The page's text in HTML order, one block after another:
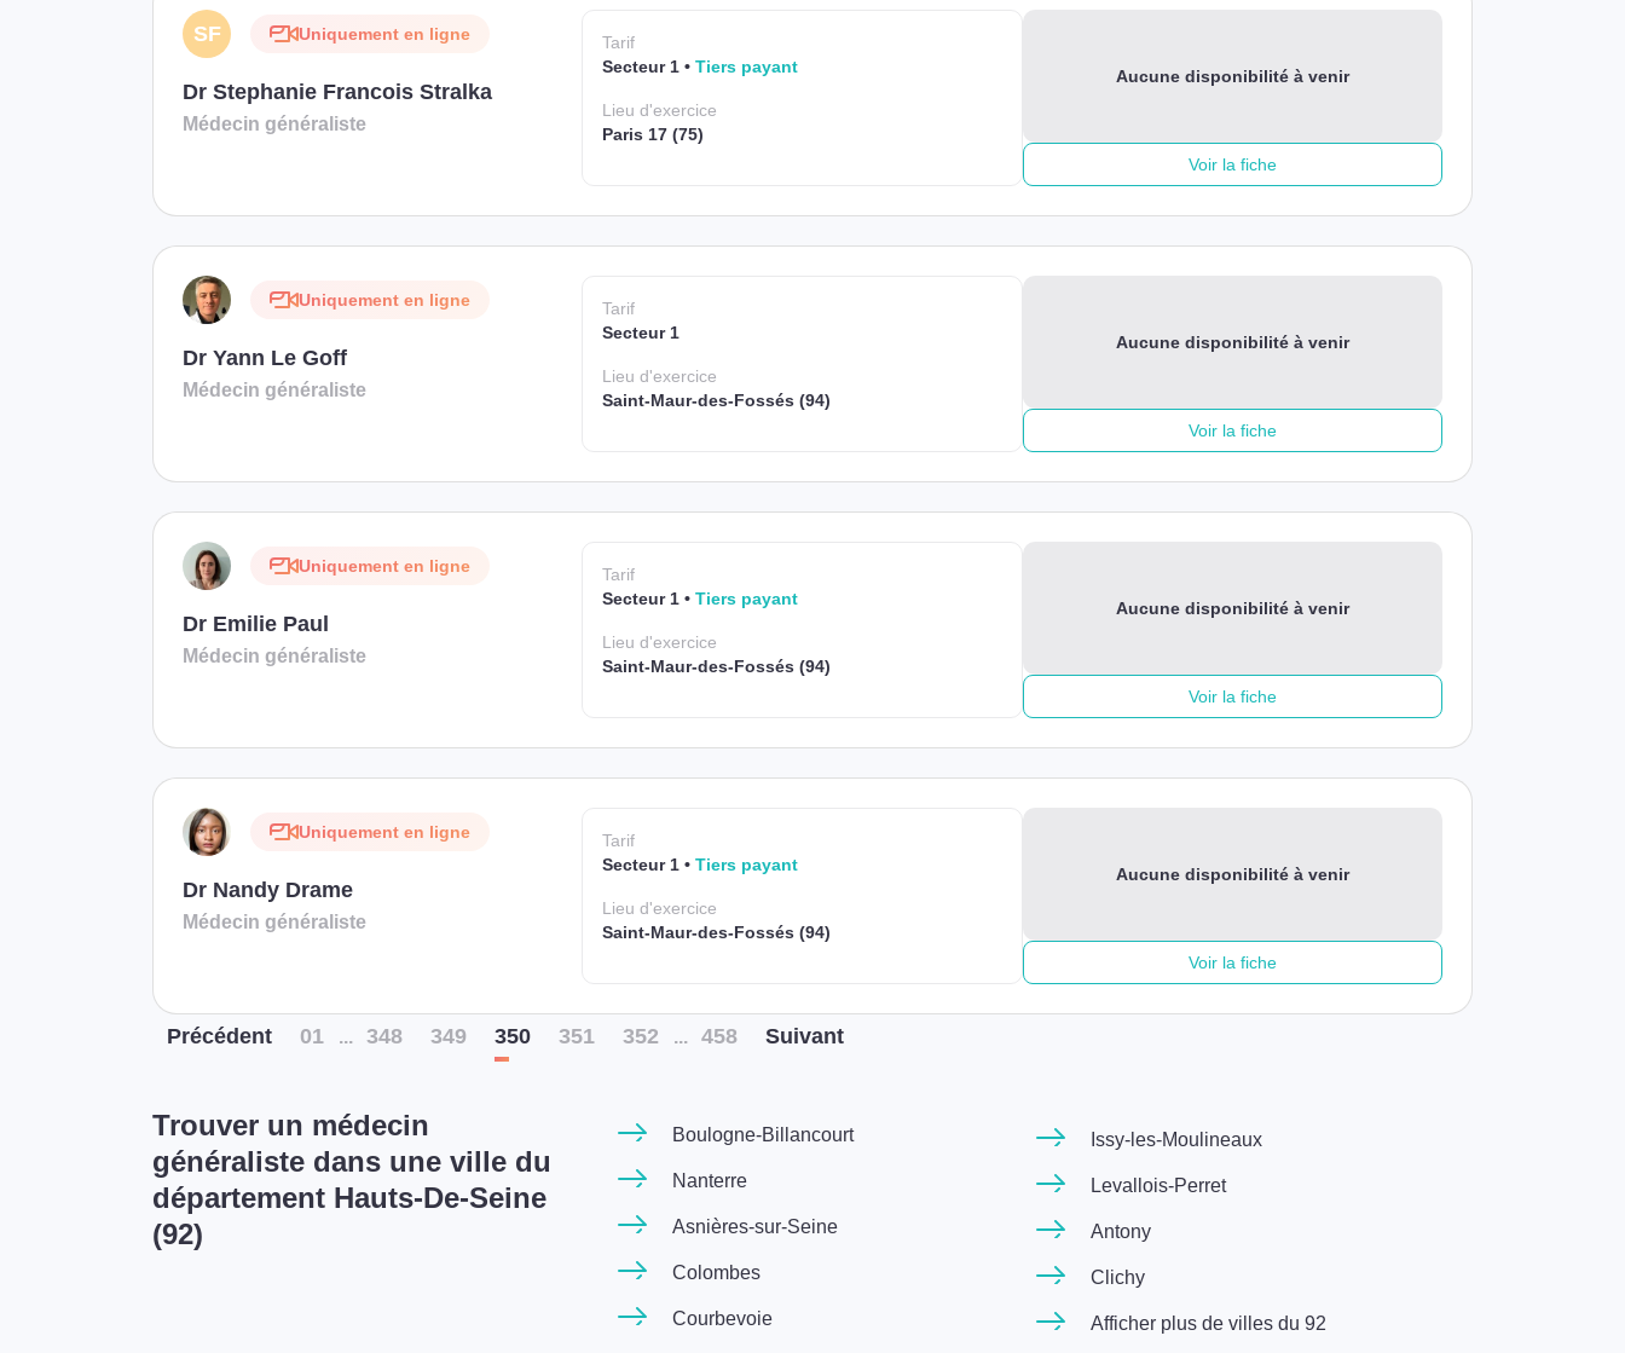
SF Uniquement en ligne
Dr Stephanie Francois Stralka
Médecin généraliste
Tarif
Secteur 1
Tiers payant
Lieud'exercice
Paris 17 (75)
Aucune disponibilité à venir
Voir la fiche
Uniquement en ligne
Dr Yann Le Goff
Médecin généraliste
Tarif
Secteur 1
Lieud'exercice
Saint-Maur-des-Fossés (94)
Aucune disponibilité à venir
Voir la fiche
Uniquement en ligne
Dr Emilie Paul
Médecin généraliste
Tarif
Secteur 1
Tiers payant
Lieud'exercice
Saint-Maur-des-Fossés (94)
Aucune disponibilité à venir
Voir la fiche
Uniquement en ligne
Dr Nandy Drame
Médecin généraliste
Tarif
Secteur 1
Tiers payant
Lieud'exercice
Saint-Maur-des-Fossés (94)
Aucune disponibilité à venir
Voir la fiche
Précédent 01 ... 348 349 350 351 352 ... 458 Suivant
Trouver un médecin
généraliste dans une ville du
département Hauts-De-Seine
(92)
Boulogne-Billancourt
Nanterre
Asnières-sur-Seine
Colombes
Courbevoie
Issy-les-Moulineaux
Levallois-Perret
Antony
Clichy
Afficher plus de villes du 92